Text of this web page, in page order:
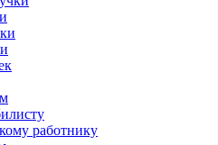
работнику